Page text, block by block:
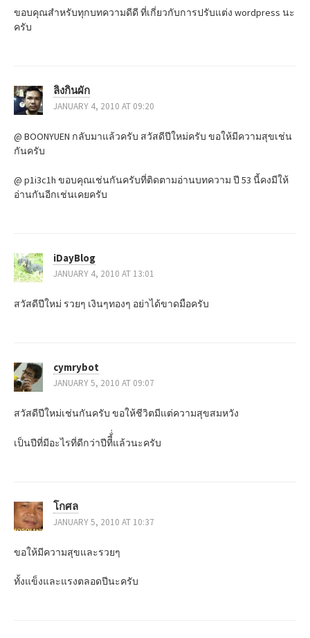
i
ขอบคุณสำหรับทุกบทความดีดี ที่เกี่ยวกับการปรับแต่ง wordpress นะ
ครับ
ลิงกินผัก
JANUARY 4, 2010 AT 09:20
@ BOONYUEN กลับมาแล้วครับ สวัสดีปีใหม่ครับ ขอให้มีความสุขเช่น
กันครับ
@ p1i3c1h ขอบคุณเช่นกันครับที่ติดตามอ่านบทความ ปี 53 นี้คงมีให้
อ่านกันอีกเช่นเคยครับ
iDayBlog
JANUARY 4, 2010 AT 13:01
สวัสดีปีใหม่ รวยๆ เงินๆทองๆ อย่าได้ขาดมือครับ
cymrybot
JANUARY 5, 2010 AT 09:07
สวัสดีปีใหม่เช่นกันครับ ขอให้ชีวิตมีแต่ความสุขสมหวัง
เป็นปีที่มีอะไรที่ดีกว่าปีทีี้่่แล้วนะครับ
โกศล
JANUARY 5, 2010 AT 10:37
ขอให้มีความสุขและรวยๆ
ทั้งแข็งและแรงตลอดปีนะครับ